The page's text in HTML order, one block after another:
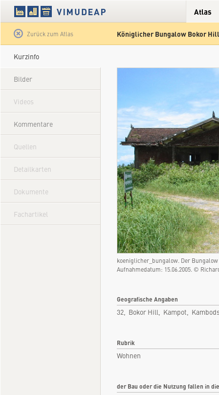
Atlas
Zurück zum Atlas Königlicher Bungalow Bokor Hill
Kurzinfo
Bilder
Videos
Kommentare
Quellen
Detailkarten
Dokumente
Fachartikel
koeniglicher_bungalow. Der
Aufnahmedatum: 15.06.2005. ©
Geografische Angaben
32, Bokor Hill, Kampot,
Rubrik
Wohnen
der Bau oder die Nutzung fallen in
Satellit Hybrid Gelände Straße